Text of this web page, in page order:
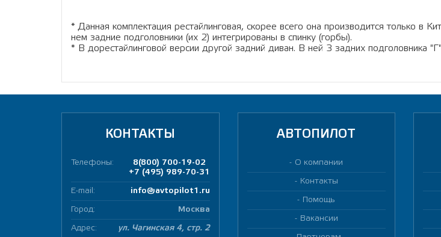
* Данная комплектация рестайлинговая, скорее всего она производится только в
нем задние подголовники (их 2) интегрированы в спинку (горбы).
* В дорестайлинговой версии другой задний диван. В ней 3 задних подголовника
КОНТАКТЫ
Телефоны:
8(800) 700-19-02
+7 (495) 989-70-31
E-mail: info@avtopilot1.ru
Город: Москва
Адрес: ул. Чагинская 4, стр. 2
АВТОПИЛОТ
О компании
Контакты
Помощь
Вакансии